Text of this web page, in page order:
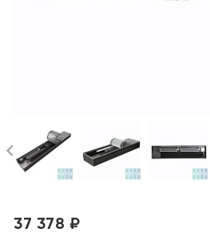
37 378 ₽